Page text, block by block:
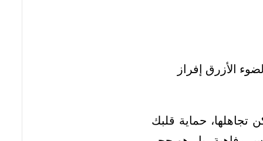
الأزرق إفراز
تجاهلها، حماية قلبك